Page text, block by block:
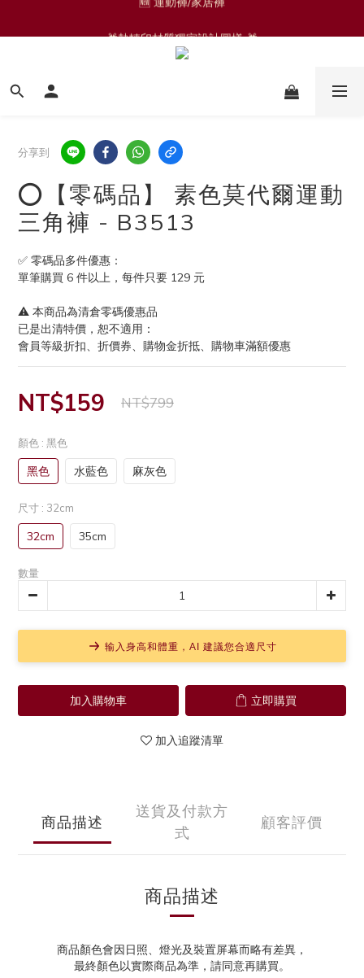
🟩零碼品🟩
分享到
⭕️【零碼品】 素色莫代爾運動
三角褲 - B3513
✅ 零碼品多件優惠：
單筆購買 6 件以上，每件只要 129 元
⚠️ 本商品為清倉零碼優惠品
已是出清特價，恕不適用：
會員等級折扣、折價券、購物金折抵、購物車滿額優惠
NT$799
NT$159
顏色 : 黑色
黑色 水藍色 麻灰色
尺寸 : 32cm
32cm 35cm
數量
输入身高和體重，AI 建議您合適尺寸
加入購物車 立即購買
加入追蹤清單
商品描述
送貨及付款方
式
顧客評價
商品描述
商品顏色會因日照、燈光及裝置屏幕而略有差異，
最終顏色以實際商品為準，請同意再購買。